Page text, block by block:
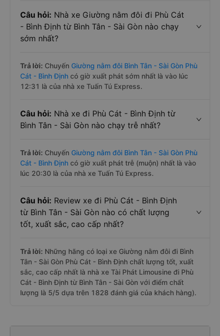
Câu hỏi: Nhà xe Giường nằm đôi đi Phù Cát
- Bình Định từ Bình Tân - Sài Gòn nào chạy
sớm nhất?
Trả lời: Chuyến Giường nằm đôi Bình Tân - Sài Gòn Phù
Cát - Bình Định có giờ xuất phát sớm nhất là vào lúc
12:31 là của nhà xe Tuấn Tú Express.
Câu hỏi: Nhà xe đi Phù Cát - Bình Định từ
Bình Tân - Sài Gòn nào chạy trễ nhất?
Trả lời: Chuyến Giường nằm đôi Bình Tân - Sài Gòn Phù
Cát - Bình Định có giờ xuất phát trễ (muộn) nhất là vào
lúc 20:30 là của nhà xe Tuấn Tú Express.
Câu hỏi: Review xe đi Phù Cát - Bình Định
từ Bình Tân - Sài Gòn nào có chất lượng
tốt, xuất sắc, cao cấp nhất?
Trả lời: Những hãng có loại xe Giường nằm đôi đi Bình
Tân - Sài Gòn Phù Cát - Bình Định chất lượng tốt, xuất
sắc, cao cấp nhất là nhà xe Tài Phát Limousine đi Phù
Cát - Bình Định từ Bình Tân - Sài Gòn với điểm chất
lượng là 5/5 dựa trên 1828 đánh giá của khách hàng).